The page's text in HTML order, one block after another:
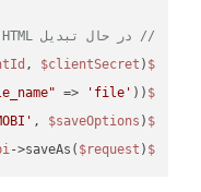
// در حال تبدیل HTML به MOBI
$wordsapi
, $clientSecret );
$saveOptions
=> 'file' ));
$request
, $saveOptions );
$result
->saveAs( $request );